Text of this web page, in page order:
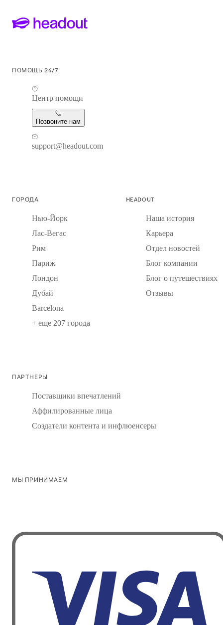
ПОМОЩЬ 24/7
Центр помощи
Позвоните нам
support@headout.com
ГОРОДА
Нью-Йорк
Лас-Вегас
Рим
Париж
Лондон
Дубай
Barcelona
+ еще 207 города
HEADOUT
Наша история
Карьера
Отдел новостей
Блог компании
Блог о путешествиях
Отзывы
ПАРТНЕРЫ
Поставщики впечатлений
Аффилированные лица
Создатели контента и инфлюенсеры
МЫ ПРИНИМАЕМ